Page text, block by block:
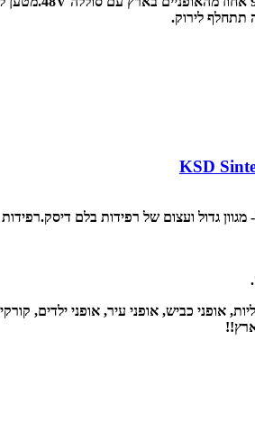
תתחלף לירוק.
גדול ועצום של רפידות בלם דיסק.
אופני כביש, אופני עיר, אופני ילדים,